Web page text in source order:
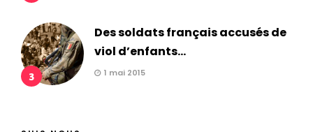
3
Des soldats français accusés de
viol d’enfants...
1 mai 2015